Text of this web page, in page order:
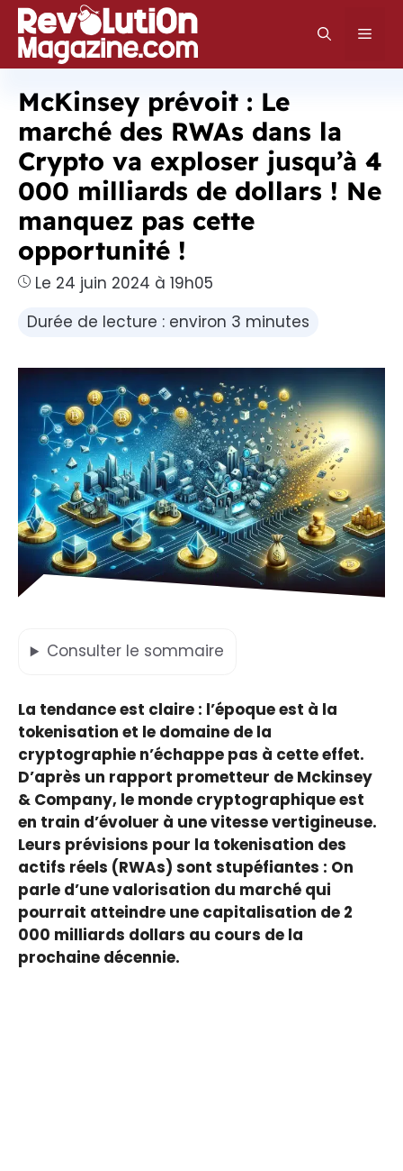
Aller
au
contenu
McKinsey prévoit : Le
marché des RWAs dans la
Crypto va exploser jusqu’à 4
000 milliards de dollars ! Ne
manquez pas cette
opportunité !
Le 24 juin 2024 à 19h05
Durée de lecture : environ 3 minutes
Consulter le sommaire
La tendance est claire : l’époque est à la
tokenisation et le domaine de la
cryptographie n’échappe pas à cette effet.
D’après un rapport prometteur de Mckinsey
& Company, le monde cryptographique est
en train d’évoluer à une vitesse vertigineuse.
Leurs prévisions pour la tokenisation des
actifs réels (RWAs) sont stupéfiantes : On
parle d’une valorisation du marché qui
pourrait atteindre une capitalisation de 2
000 milliards dollars au cours de la
prochaine décennie.